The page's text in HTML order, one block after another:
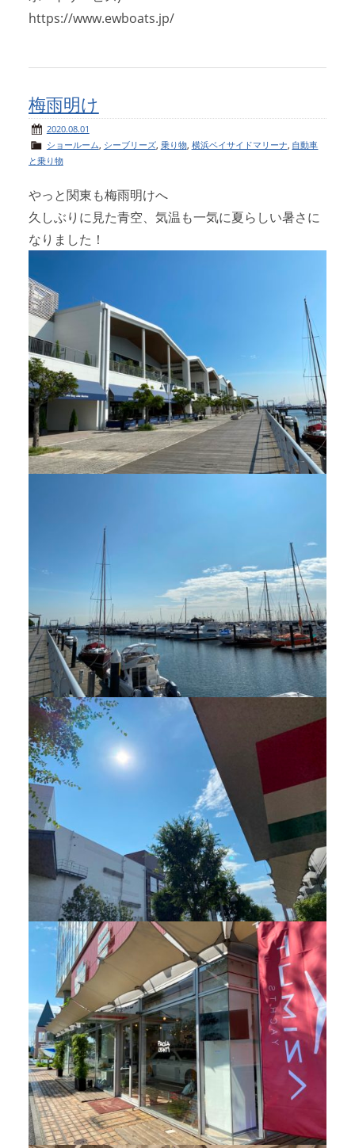
https://www.ewboats.jp/
梅雨明け
2020.08.01
ショールーム, シーブリーズ, 乗り物, 横浜ベイサイドマリーナ, 自動車
と乗り物
やっと関東も梅雨明けへ
久しぶりに見た青空、気温も一気に夏らしい暑さに
なりました！